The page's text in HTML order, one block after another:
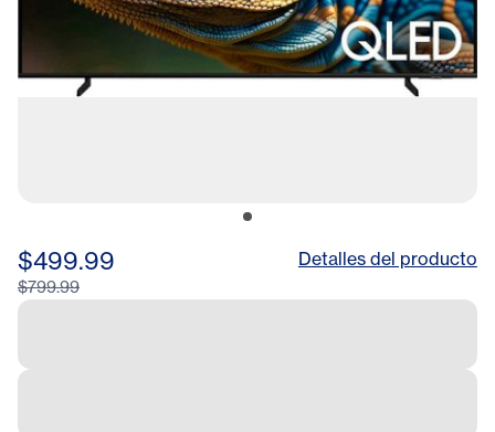
$499.99
$799.99
Detalles del producto